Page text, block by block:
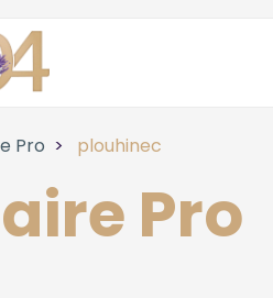
Pro plouhinec
Pro